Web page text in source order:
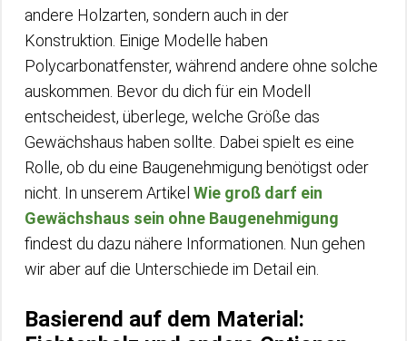
andere Holzarten, sondern auch in der
Konstruktion. Einige Modelle haben
Polycarbonatfenster, während andere ohne solche
auskommen. Bevor du dich für ein Modell
entscheidest, überlege, welche Größe das
Gewächshaus haben sollte. Dabei spielt es eine
Rolle, ob du eine Baugenehmigung benötigst oder
nicht. In unserem Artikel Wie groß darf ein
Gewächshaus sein ohne Baugenehmigung
findest du dazu nähere Informationen. Nun gehen
wir aber auf die Unterschiede im Detail ein.
Basierend auf dem Material: